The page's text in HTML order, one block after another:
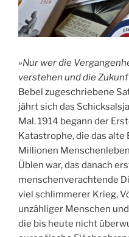
»Nur wer die
verstehen und die
Bebel zugeschriebene
jährt sich das
Mal. 1914 begann der
Katastrophe, die das
Millionen
Üblen war, das danach
menschenverachtende
viel schlimmerer Krieg,
unzähliger Menschen
die bis heute nicht